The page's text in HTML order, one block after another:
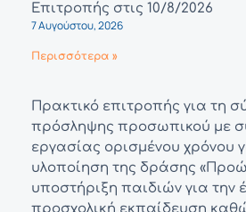
Επιτροπής στις 10/8/2026
7 Αυγούστου, 2026
Περισσότερα »
Πρακτικό επιτροπής για τη
πρόσληψης προσωπικού με
εργασίας ορισμένου χρόνου
υλοποίηση της δράσης
υποστήριξη παιδιών για την